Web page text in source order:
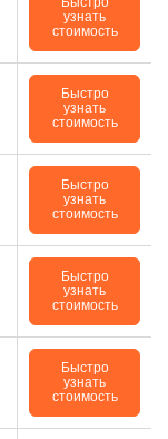
узнать
стоимость
Быстро
узнать
стоимость
Быстро
узнать
стоимость
Быстро
узнать
стоимость
Быстро
узнать
стоимость